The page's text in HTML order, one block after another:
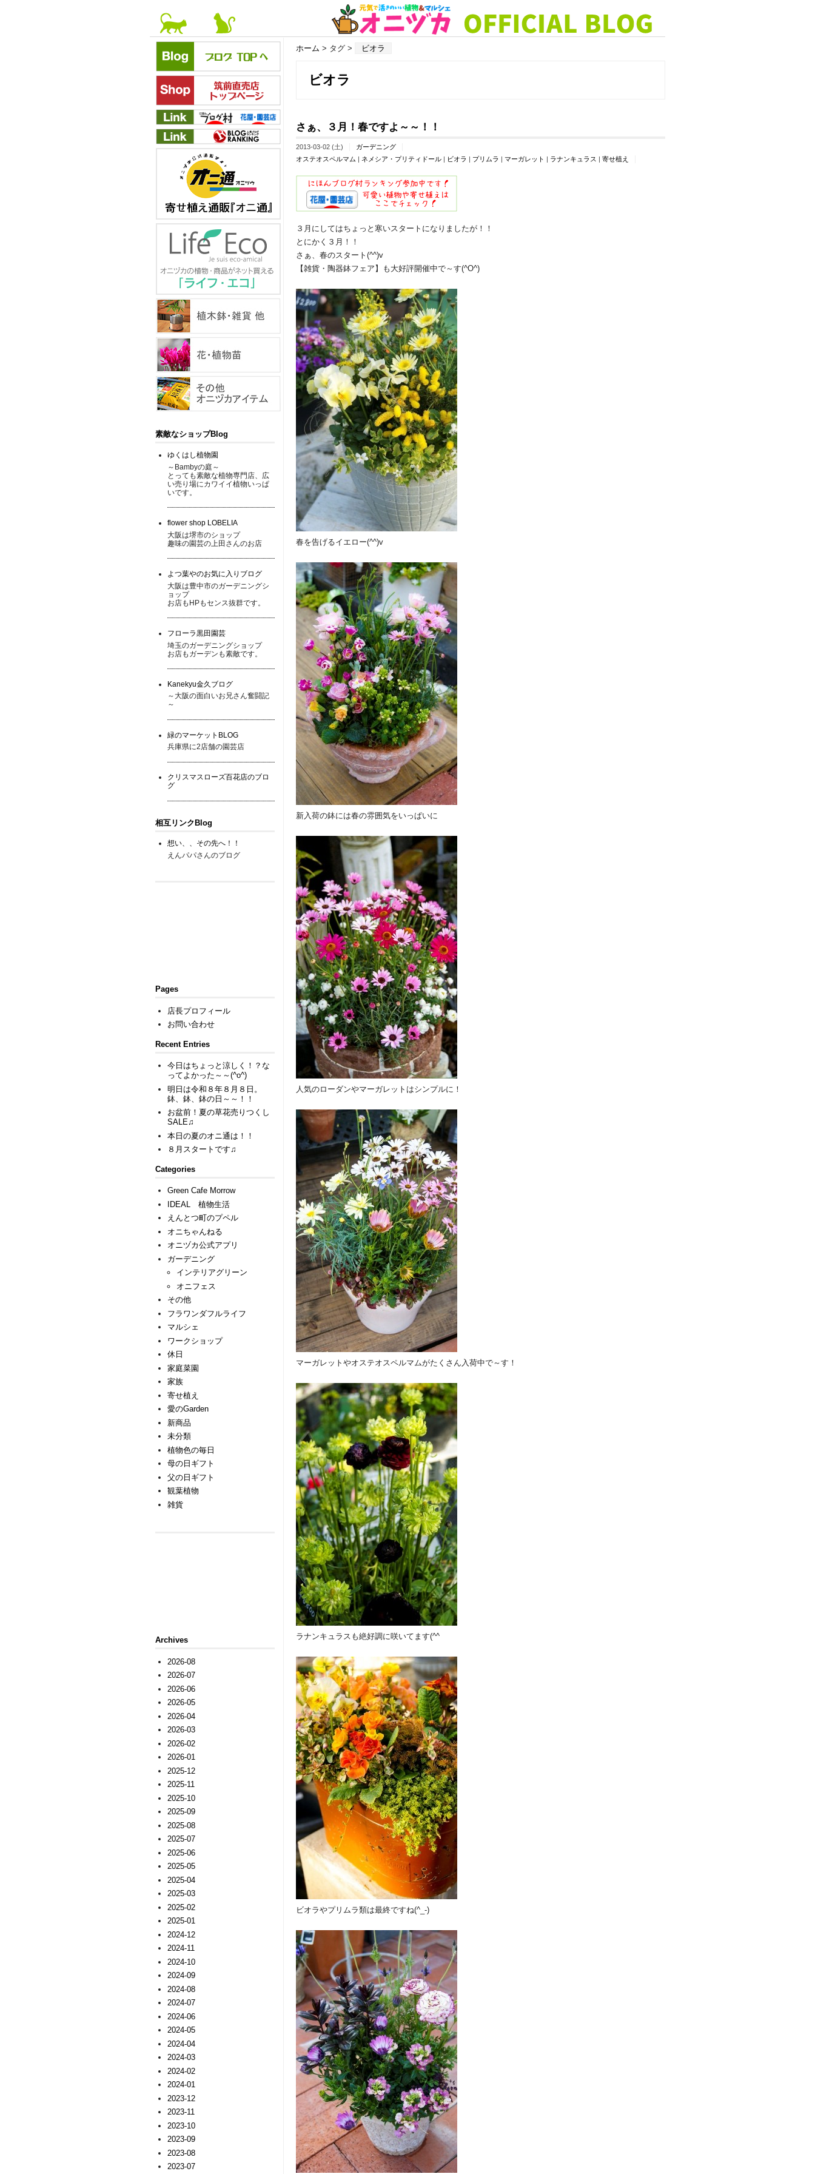
ホーム > タグ > ビオラ
ビオラ
さぁ、３月！春ですよ～～！！
2013-03-02 (土)
ガーデニング
オステオスペルマム | ネメシア・プリティドール | ビオラ | プリムラ | マーガレット | ラナンキュラス | 寄せ植え
３月にしてはちょっと寒いスタートになりましたが！！
とにかく３月！！
さぁ、春のスタート(^^)v
【雑貨・陶器鉢フェア】も大好評開催中で～す(^O^)
春を告げるイエロー(^^)v
新入荷の鉢には春の雰囲気をいっぱいに
人気のローダンやマーガレットはシンプルに！
マーガレットやオステオスペルマムがたくさん入荷中で～す！
ラナンキュラスも絶好調に咲いてます(^^ゞ
ビオラやプリムラ類は最終ですね(^_-)
素敵なショップBlog
ゆくはし植物園
～Bambyの庭～
とっても素敵な植物専門店、広
い売り場にカワイイ植物いっぱ
いです。
flower shop LOBELIA
大阪は堺市のショップ
趣味の園芸の上田さんのお店
よつ葉やのお気に入りブログ
大阪は豊中市のガーデニングシ
ョップ
お店もHPもセンス抜群です。
フローラ黒田園芸
埼玉のガーデニングショップ
お店もガーデンも素敵です。
Kanekyu金久ブログ
～大阪の面白いお兄さん奮闘記
～
緑のマーケットBLOG
兵庫県に2店舗の園芸店
クリスマスローズ百花店のブロ
グ
相互リンクBlog
想い、、その先へ！！
えんパパさんのブログ
Pages
店長プロフィール
お問い合わせ
Recent Entries
今日はちょっと涼しく！？な
ってよかった～～(^o^)
明日は令和８年８月８日。
鉢、鉢、鉢の日～～！！
お盆前！夏の草花売りつくし
SALE♫
本日の夏のオニ通は！！
８月スタートです♫
Categories
Green Cafe Morrow
IDEAL 植物生活
えんとつ町のプペル
オニちゃんねる
オニヅカ公式アプリ
ガーデニング
インテリアグリーン
オニフェス
その他
フラワンダフルライフ
マルシェ
ワークショップ
休日
家庭菜園
家族
寄せ植え
愛のGarden
新商品
未分類
植物色の毎日
母の日ギフト
父の日ギフト
観葉植物
雑貨
Archives
2026-08
2026-07
2026-06
2026-05
2026-04
2026-03
2026-02
2026-01
2025-12
2025-11
2025-10
2025-09
2025-08
2025-07
2025-06
2025-05
2025-04
2025-03
2025-02
2025-01
2024-12
2024-11
2024-10
2024-09
2024-08
2024-07
2024-06
2024-05
2024-04
2024-03
2024-02
2024-01
2023-12
2023-11
2023-10
2023-09
2023-08
2023-07